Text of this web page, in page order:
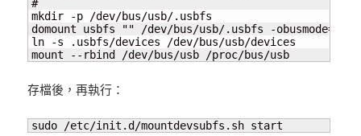
#
mkdir -p /dev/bus/usb/.usbfs
domount usbfs "" /dev/bus/usb/.usbfs -
ln -s .usbfs/devices /dev/bus/usb/devices
mount --rbind /dev/bus/usb /proc/bus/usb
存檔後，再執行：
sudo /etc/init.d/mountdevsubfs.sh start